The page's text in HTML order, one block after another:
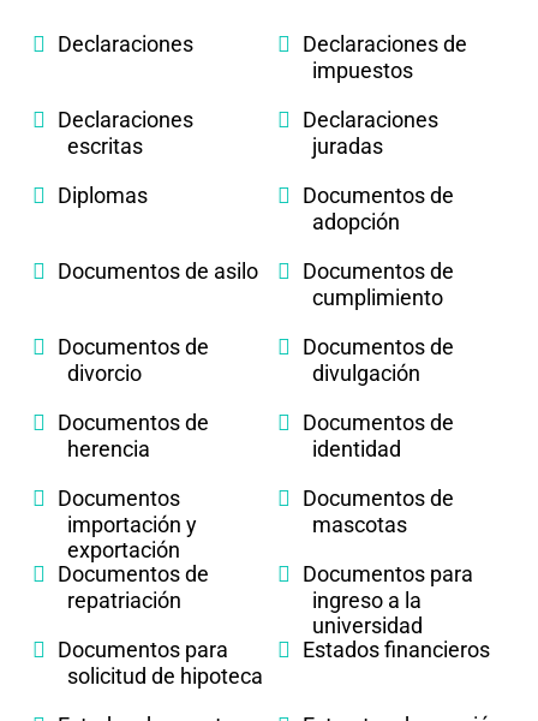
Declaraciones
Declaraciones de
impuestos
Declaraciones
escritas
Declaraciones
juradas
Diplomas
Documentos de
adopción
Documentos de asilo
Documentos de
cumplimiento
Documentos de
divorcio
Documentos de
divulgación
Documentos de
herencia
Documentos de
identidad
Documentos
importación y
exportación
Documentos de
mascotas
Documentos de
repatriación
Documentos para
ingreso a la
universidad
Documentos para
solicitud de hipoteca
Estados financieros